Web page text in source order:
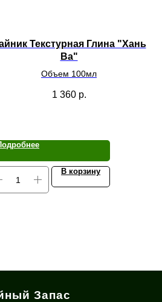
Текстурная Глина "Хань
Ва"
Объем 100мл
1 360 р.
В корзину
Запас